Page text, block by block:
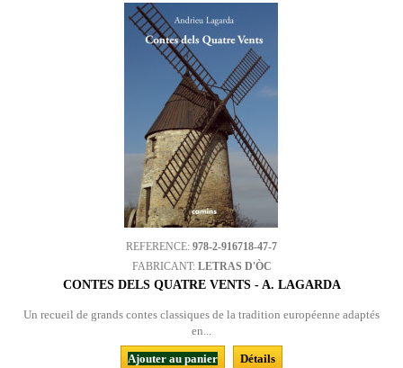
REFERENCE: 978-2-916718-47-7
FABRICANT: LETRAS D'ÒC
CONTES DELS QUATRE VENTS - A. LAGARDA
Un recueil de grands contes classiques de la tradition européenne adaptés
en...
Ajouter au panier
Détails